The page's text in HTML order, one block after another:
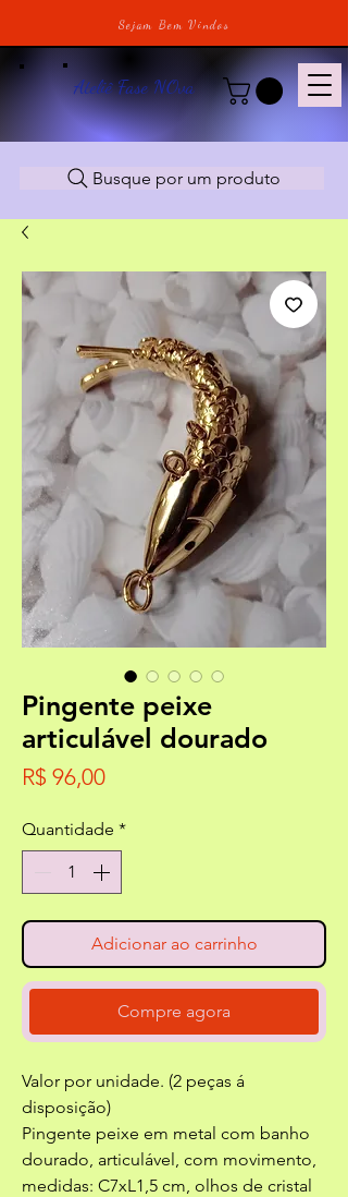
Sejam Bem Vindos
Ateliê Fase NOva
Busque por um produto
Pingente peixe
articulável dourado
R$ 96,00Preço
Quantidade *
Adicionar ao carrinho
Compre agora
Valor por unidade. (2 peças á
disposição)
Pingente peixe em metal com banho
dourado, articulável, com movimento,
medidas: C7xL1,5 cm, olhos de cristal